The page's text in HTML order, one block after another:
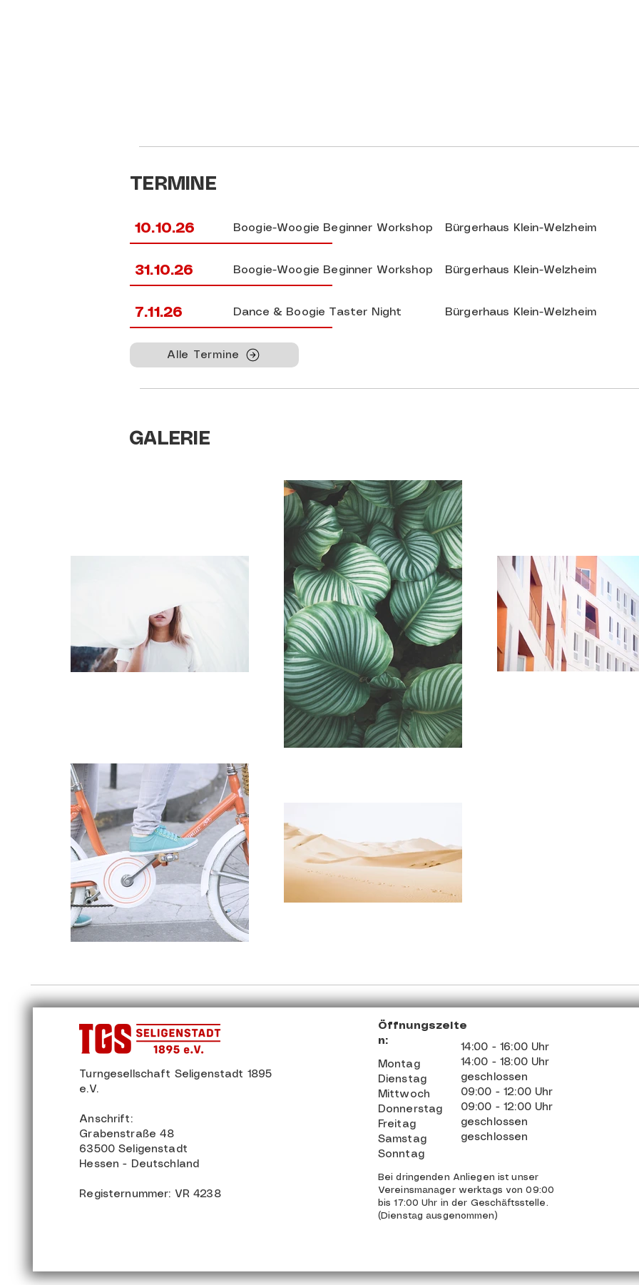
TERMINE
10.10.26 Boogie-Woogie Beginner Workshop Bürgerhaus Klein-Welzheim
31.10.26 Boogie-Woogie Beginner Workshop Bürgerhaus Klein-Welzheim
7.11.26 Dance & Boogie Taster Night Bürgerhaus Klein-Welzheim
Alle Termine
GALERIE
Turngesellschaft Seligenstadt 1895
e.V.
Anschrift:
Grabenstraße 48
63500 Seligenstadt
Hessen - Deutschland
Registernummer: VR 4238
Öffnungszeite
n:
Montag
Dienstag
Mittwoch
Donnerstag
Freitag
Samstag
Sonntag
14:00 - 16:00 Uhr
14:00 - 18:00 Uhr
geschlossen
09:00 - 12:00 Uhr
09:00 - 12:00 Uhr
geschlossen
geschlossen
Bei dringenden Anliegen ist unser
Vereinsmanager werktags von 09:00
bis 17:00 Uhr in der Geschäftsstelle.
(Dienstag ausgenommen)